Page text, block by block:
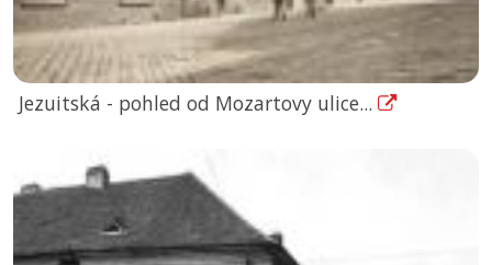
Jezuitská - pohled od Mozartovy ulice...